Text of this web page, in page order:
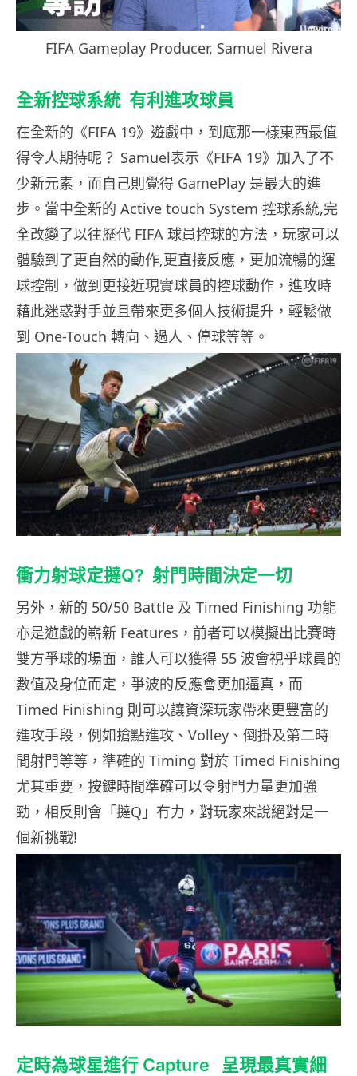
FIFA Gameplay Producer, Samuel Rivera
全新控球系統 有利進攻球員
在全新的《FIFA 19》遊戲中，到底那一樣東西最值
得令人期待呢？ Samuel表示《FIFA 19》加入了不
少新元素，而自己則覺得 GamePlay 是最大的進
步。當中全新的 Active touch System 控球系統,完
全改變了以往歷代 FIFA 球員控球的方法，玩家可以
體驗到了更自然的動作,更直接反應，更加流暢的運
球控制，做到更接近現實球員的控球動作，進攻時
藉此迷惑對手並且帶來更多個人技術提升，輕鬆做
到 One-Touch 轉向、過人、停球等等。
衝力射球定撻Q? 射門時間決定一切
另外，新的 50/50 Battle 及 Timed Finishing 功能
亦是遊戲的嶄新 Features，前者可以模擬出比賽時
雙方爭球的場面，誰人可以獲得 55 波會視乎球員的
數值及身位而定，爭波的反應會更加逼真，而
Timed Finishing 則可以讓資深玩家帶來更豐富的
進攻手段，例如搶點進攻、Volley、倒掛及第二時
間射門等等，準確的 Timing 對於 Timed Finishing
尤其重要，按鍵時間準確可以令射門力量更加強
勁，相反則會「撻Q」冇力，對玩家來說絕對是一
個新挑戰!
定時為球星進行 Capture 呈現最真實細